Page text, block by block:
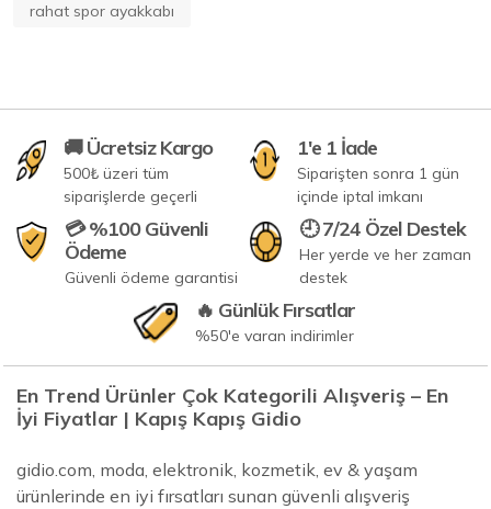
rahat spor ayakkabı
🚚 Ücretsiz Kargo
500₺ üzeri tüm
siparişlerde geçerli
1'e 1 İade
Siparişten sonra 1 gün
içinde iptal imkanı
💳 %100 Güvenli
Ödeme
Güvenli ödeme garantisi
🕘 7/24 Özel Destek
Her yerde ve her zaman
destek
🔥 Günlük Fırsatlar
%50'e varan indirimler
En Trend Ürünler Çok Kategorili Alışveriş – En
İyi Fiyatlar | Kapış Kapış Gidio
gidio.com, moda, elektronik, kozmetik, ev & yaşam
ürünlerinde en iyi fırsatları sunan güvenli alışveriş